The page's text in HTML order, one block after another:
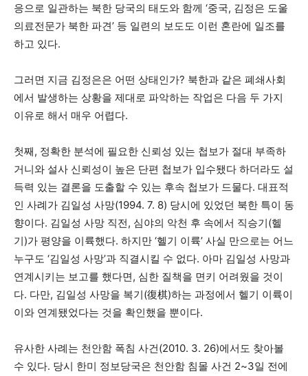
응으로 일관하는 북한 당국의 태도와 함께 ‘중국, 김정은 도울
의료전문가 북한 파견’ 등 일련의 보도도 이런 혼란에 일조를
하고 있다.
그러면 지금 김정은은 어떤 상태인가? 북한과 같은 폐쇄사회
에서 발생하는 상황을 제대로 파악하는 작업은 다음 두 가지
이유로 해서 매우 어렵다.
첫째, 정확한 분석에 필요한 신뢰성 있는 첩보가 절대 부족하
거니와 설사 신뢰성이 높은 단편 첩보가 입수됐다 하더라도 설
득력 있는 결론을 도출할 수 있는 후속 첩보가 드물다. 대표적
인 사례가 김일성 사망(1994. 7. 8) 당시에 있었던 북한 특이 동
향이다. 김일성 사망 직전, 심야의 악천 후 속에서 직승기(헬
기)가 평양을 이륙했다. 하지만 ‘헬기 이륙’ 사실 만으로는 어느
누구도 ‘김일성 사망’과 직결시킬 수 없다. 아마 김일성 사망과
연계시키는 보고를 했다면, 심한 질책을 면키 어려웠을 것이
다. 다만, 김일성 사망을 복기(復棋)하는 과정에서 헬기 이륙이
이와 연계됐었다는 것을 확인했을 뿐이다.
유사한 사례는 천안함 폭침 사건(2010. 3. 26)에서도 찾아볼
수 있다. 당시 한미 정보당국은 천안함 침몰 사건 2~3일 전에